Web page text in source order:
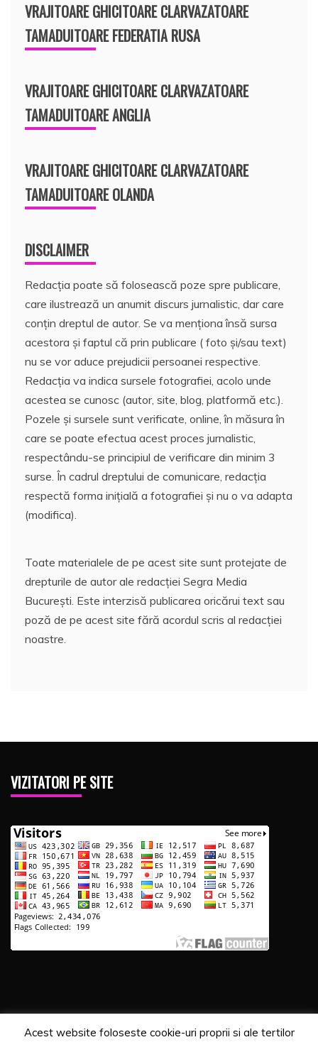
VRAJITOARE GHICITOARE CLARVAZATOARE
TAMADUITOARE FEDERATIA RUSA
VRAJITOARE GHICITOARE CLARVAZATOARE
TAMADUITOARE ANGLIA
VRAJITOARE GHICITOARE CLARVAZATOARE
TAMADUITOARE OLANDA
DISCLAIMER
Redacția poate să folosească poze spre publicare,
care ilustrează un anumit discurs jurnalistic, dar care
conțin dreptul de autor. Se va menționa însă sursa
acestora și faptul că prin publicare ( foto și/sau text)
nu se vor aduce prejudicii persoanei respective.
Redacția va indica sursele fotografiei, acolo unde
acestea se cunosc (autor, site, blog, platformă etc.).
Pozele și sursele sunt verificate, online, în măsura în
care se poate efectua acest proces jurnalistic,
respectându-se principiul de verificare din minim 3
surse. În cadrul dreptului de comunicare, redacția
respectă forma inițială a fotografiei și nu o va adapta
(modifica).
Toate materialele de pe acest site sunt protejate de
drepturile de autor ale redacției Segra Media
București. Este interzisă publicarea oricărui text sau
poză de pe acest site fără acordul scris al redacției
noastre.
VIZITATORI PE SITE
Acest website foloseste cookie-uri proprii si ale tertilor